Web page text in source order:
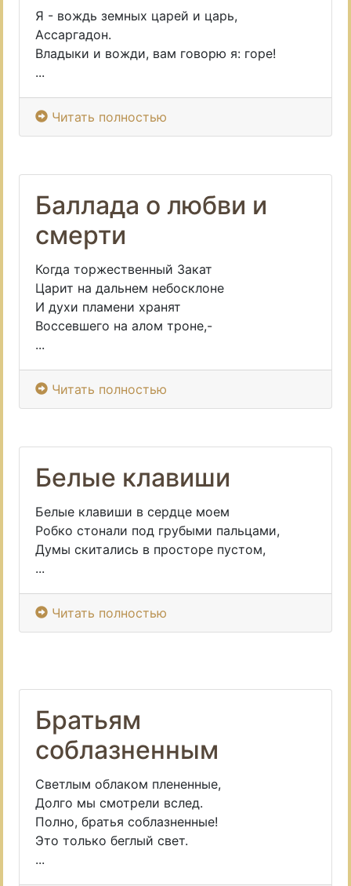
Я - вождь земных царей и царь,
Ассаргадон.
Владыки и вожди, вам говорю я: горе!
...
Читать полностью
Баллада о любви и
смерти
Когда торжественный Закат
Царит на дальнем небосклоне
И духи пламени хранят
Воссевшего на алом троне,-
...
Читать полностью
Белые клавиши
Белые клавиши в сердце моем
Робко стонали под грубыми пальцами,
Думы скитались в просторе пустом,
...
Читать полностью
Братьям
соблазненным
Светлым облаком плененные,
Долго мы смотрели вслед.
Полно, братья соблазненные!
Это только беглый свет.
...